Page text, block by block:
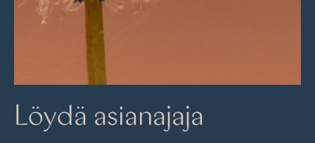
Löydä asianajaja